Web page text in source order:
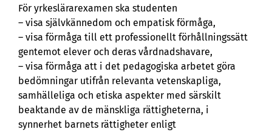
För yrkeslärarexamen ska studenten
– visa självkännedom och empatisk förmåga,
– visa förmåga till ett professionellt förhållningssätt
gentemot elever och deras vårdnadshavare,
– visa förmåga att i det pedagogiska arbetet göra
bedömningar utifrån relevanta vetenskapliga,
samhälleliga och etiska aspekter med särskilt
beaktande av de mänskliga rättigheterna, i
synnerhet barnets rättigheter enligt